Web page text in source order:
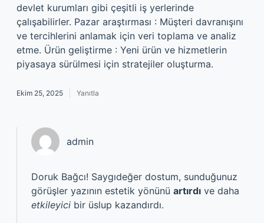
devlet kurumları gibi çeşitli iş yerlerinde
çalışabilirler. Pazar araştırması : Müşteri davranışını
ve tercihlerini anlamak için veri toplama ve analiz
etme. Ürün geliştirme : Yeni ürün ve hizmetlerin
piyasaya sürülmesi için stratejiler oluşturma.
Ekim 25, 2025 Yanıtla
admin
Doruk Bağcı! Saygıdeğer dostum, sunduğunuz
görüşler yazının estetik yönünü artırdı ve daha
etkileyici bir üslup kazandırdı.